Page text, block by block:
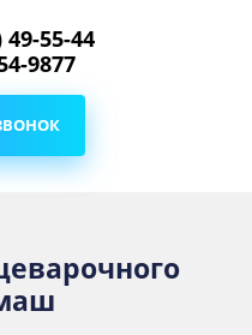
49-55-44
9877